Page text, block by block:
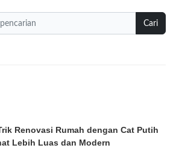
Cari
Renovasi Rumah dengan Cat Putih
Lebih Luas dan Modern